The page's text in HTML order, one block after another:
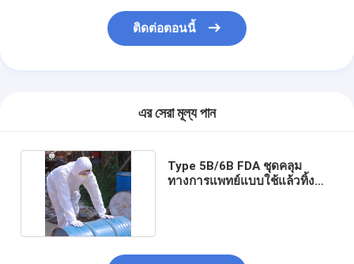
ติดต่อตอนนี้
এর সেরা মূল্য পান
Type 5B/6B FDA ชุดคลุม
ทางการแพทย์แบบใช้แล้วทิ้ง